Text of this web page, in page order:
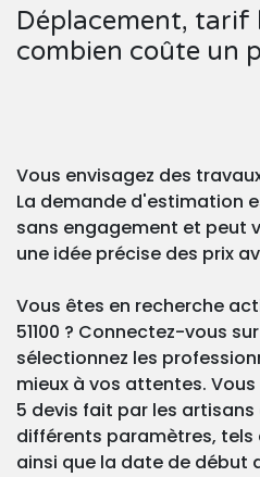
Déplacement, tarif
combien coûte un
Vous envisagez des
La demande d'estimation
sans engagement et peut
une idée précise des prix
Vous êtes en recherche
51100 ? Connectez-vous
sélectionnez les
mieux à vos attentes.
5 devis fait par les
différents paramètres,
ainsi que la date de début